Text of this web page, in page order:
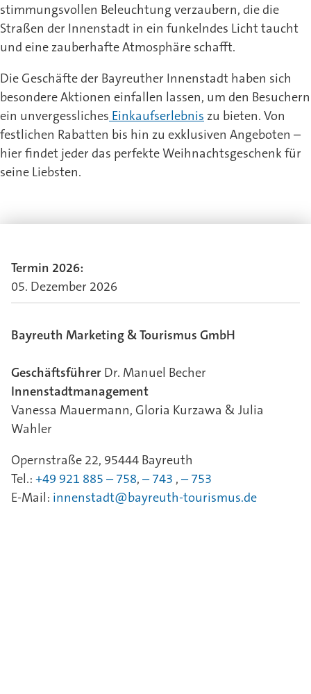
stimmungsvollen Beleuchtung verzaubern, die die
Straßen der Innenstadt in ein funkelndes Licht taucht
und eine zauberhafte Atmosphäre schafft.
Die Geschäfte der Bayreuther Innenstadt haben sich
besondere Aktionen einfallen lassen, um den Besuchern
ein unvergessliches Einkaufserlebnis zu bieten. Von
festlichen Rabatten bis hin zu exklusiven Angeboten –
hier findet jeder das perfekte Weihnachtsgeschenk für
seine Liebsten.
Termin 2026:
05. Dezember 2026
Bayreuth Marketing & Tourismus GmbH
Geschäftsführer Dr. Manuel Becher
Innenstadtmanagement
Vanessa Mauermann, Gloria Kurzawa & Julia
Wahler
Opernstraße 22, 95444 Bayreuth
Tel.: +49 921 885 – 758, – 743 , –753
E-Mail: innenstadt@bayreuth-tourismus.de